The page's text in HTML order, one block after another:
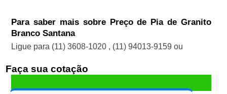
Para saber mais sobre Preço de Pia de Granito
Branco Santana
Ligue para (11) 3608-1020 , (11) 94013-9159 ou
Faça sua cotação